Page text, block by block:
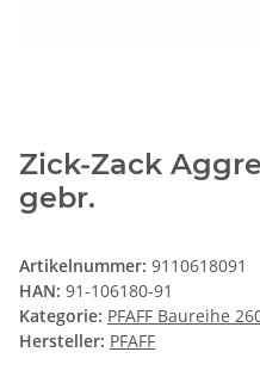
Zick-Zack
gebr.
Artikelnummer: 9110618091
HAN: 91-106180-91
Kategorie: PFAFF Baureihe
Hersteller: PFAFF